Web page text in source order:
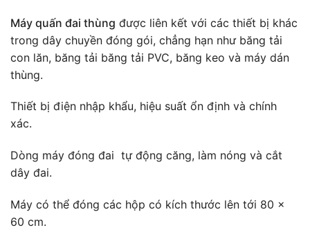
Máy quấn đai thùng được liên kết với các thiết bị khác
trong dây chuyền đóng gói, chẳng hạn như băng tải
con lăn, băng tải băng tải PVC, băng keo và máy dán
thùng.
Thiết bị điện nhập khẩu, hiệu suất ổn định và chính
xác.
Dòng máy đóng đai tự động căng, làm nóng và cắt
dây đai.
Máy có thể đóng các hộp có kích thước lên tới 80 x
60 cm.